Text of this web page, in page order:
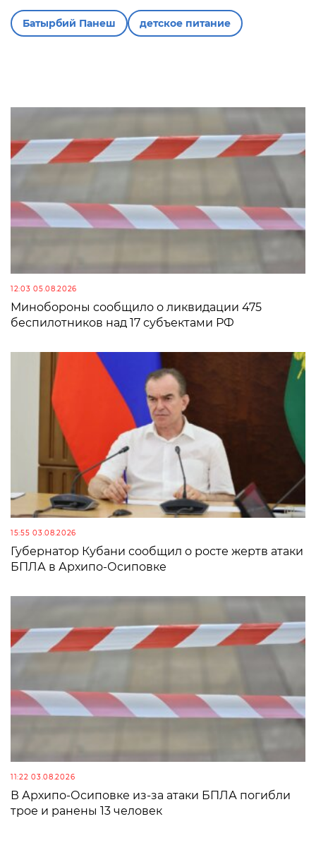
Батырбий Панеш детское питание
12:03 05.08.2026
Минобороны сообщило о ликвидации 475
беспилотников над 17 субъектами РФ
15:55 03.08.2026
Губернатор Кубани сообщил о росте жертв атаки
БПЛА в Архипо-Осиповке
11:22 03.08.2026
В Архипо-Осиповке из-за атаки БПЛА погибли
трое и ранены 13 человек